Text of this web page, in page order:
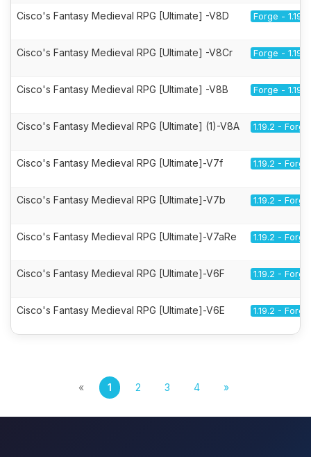
Cisco's Fantasy Medieval RPG [Ultimate] -V8D Forge - 1.19.2
Cisco's Fantasy Medieval RPG [Ultimate] -V8Cr Forge - 1.19.2
Cisco's Fantasy Medieval RPG [Ultimate] -V8B Forge - 1.19.2
Cisco's Fantasy Medieval RPG [Ultimate] (1)-V8A 1.19.2 - Forge
Cisco's Fantasy Medieval RPG [Ultimate]-V7f 1.19.2 - Forge
Cisco's Fantasy Medieval RPG [Ultimate]-V7b 1.19.2 - Forge
Cisco's Fantasy Medieval RPG [Ultimate]-V7aRe 1.19.2 - Forge
Cisco's Fantasy Medieval RPG [Ultimate]-V6F 1.19.2 - Forge
Cisco's Fantasy Medieval RPG [Ultimate]-V6E 1.19.2 - Forge
« 1 2 3 4 »